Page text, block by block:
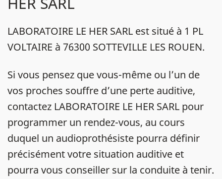
LABORATOIRE LE HER SARL est situé à 1 PL
VOLTAIRE à 76300 SOTTEVILLE LES ROUEN.
Si vous pensez que vous-même ou l’un de
vos proches souffre d’une perte auditive,
contactez LABORATOIRE LE HER SARL pour
programmer un rendez-vous, au cours
duquel un audioprothésiste pourra définir
précisément votre situation auditive et
pourra vous conseiller sur la conduite à tenir.